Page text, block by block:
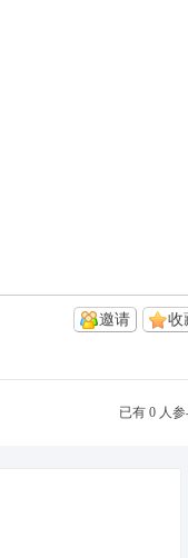
收
邀请
已有 0 人